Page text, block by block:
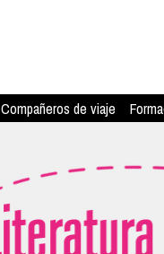
Compañeros de viaje